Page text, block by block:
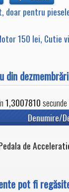
pentru
150 lei, Cutie
din
1,3007810
Denumire/
de
pot fi